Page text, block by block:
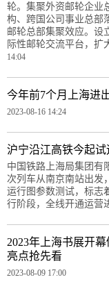
轮。集聚外资邮轮企业
构、跨国公司事业总部
邮轮总部集聚效应。设
际性邮轮交流平台，扩
14:04
今年前7个月上海进
2023-08-16 14:24
沪宁沿江高铁今起
中国铁路上海局集团有
次列车从南京南站出发
运行图参数测试，标志
行阶段，全线开通运营
2023年上海书展开
亮点抢先看
2023-08-09 17:00